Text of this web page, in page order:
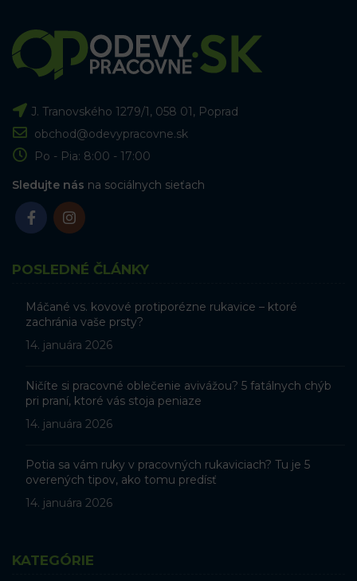
J. Tranovského 1279/1, 058 01, Poprad
obchod@odevypracovne.sk
Po - Pia: 8:00 - 17:00
Sledujte nás na sociálnych sieťach
POSLEDNÉ ČLÁNKY
Máčané vs. kovové protiporézne rukavice – ktoré
zachránia vaše prsty?
14. januára 2026
Ničíte si pracovné oblečenie avivážou? 5 fatálnych chýb
pri praní, ktoré vás stoja peniaze
14. januára 2026
Potia sa vám ruky v pracovných rukaviciach? Tu je 5
overených tipov, ako tomu predísť
14. januára 2026
KATEGÓRIE